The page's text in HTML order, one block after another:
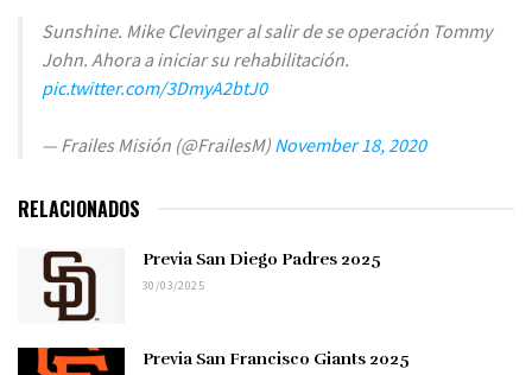
Sunshine. Mike Clevinger al salir de se operación Tommy
John. Ahora a iniciar su rehabilitación.
pic.twitter.com/3DmyA2btJ0
— Frailes Misión (@FrailesM) November 18, 2020
RELACIONADOS
Previa San Diego Padres 2025
30/03/2025
Previa San Francisco Giants 2025